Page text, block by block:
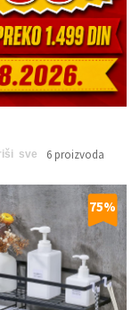
6 proizvoda
sve
75%